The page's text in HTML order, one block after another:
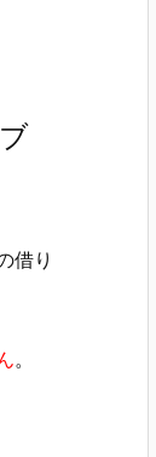
借り
。